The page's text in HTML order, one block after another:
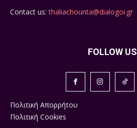
Contact us:thaliachounta@dialogoi.gr
FOLLOW US
Πολιτική Απορρήτου
Πολιτική Cookies